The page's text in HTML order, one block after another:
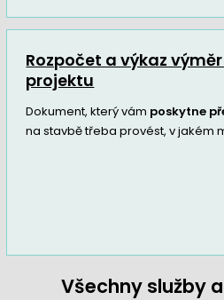
Rozpočet a výkaz
projektu
Dokument, který vám poskytne
na stavbě třeba provést, v jakém
Všechny služby